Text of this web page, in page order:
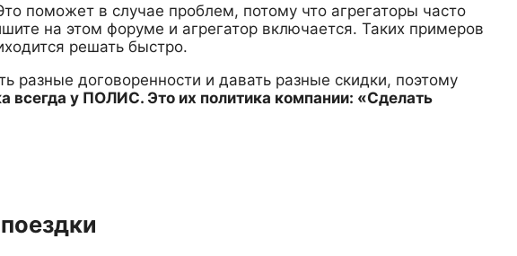
поможет в случае проблем, потому что агрегаторы часто
на этом форуме и агрегатор включается. Таких примеров
решать быстро.
разные договоренности и давать разные скидки, поэтому
всегда у ПОЛИС. Это их политика компании: «Сделать